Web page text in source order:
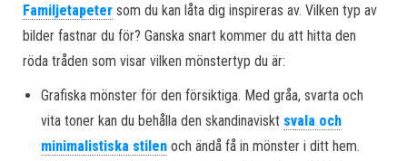
Familjetapeter som du kan låta dig inspireras av. Vilken typ av
bilder fastnar du för? Ganska snart kommer du att hitta den
röda tråden som visar vilken mönstertyp du är:
Grafiska mönster för den försiktiga. Med gråa, svarta och
vita toner kan du behålla den skandinaviskt svala och
minimalistiska stilen och ändå få in mönster i ditt hem.